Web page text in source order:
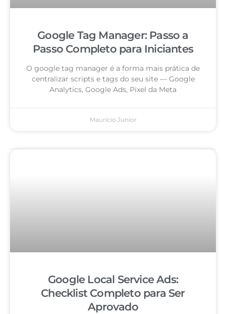
Google Tag Manager: Passo a
Passo Completo para Iniciantes
O google tag manager é a forma mais prática de
centralizar scripts e tags do seu site — Google
Analytics, Google Ads, Pixel da Meta
Mauricio Junior
Google Local Service Ads:
Checklist Completo para Ser
Aprovado